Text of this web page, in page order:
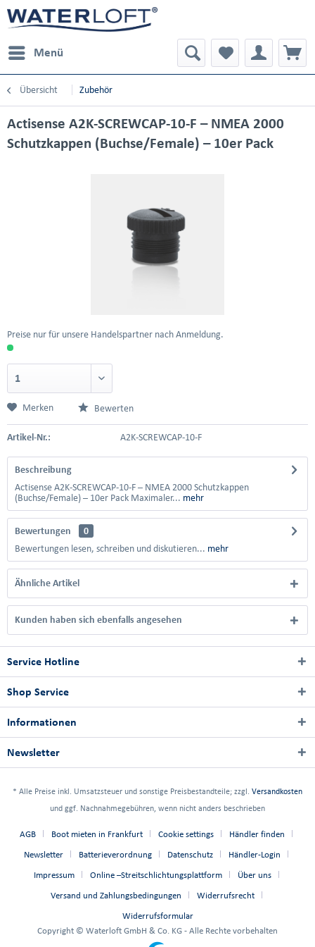
Menü
Übersicht Zubehör
Actisense A2K-SCREWCAP-10-F – NMEA 2000
Schutzkappen (Buchse/Female) – 10er Pack
Preise nur für unsere Handelspartner nach Anmeldung.
Merken Bewerten
Artikel-Nr.: A2K-SCREWCAP-10-F
Beschreibung
Actisense A2K-SCREWCAP-10-F – NMEA 2000 Schutzkappen
(Buchse/Female) – 10er Pack Maximaler... mehr
Bewertungen
0
Bewertungen lesen, schreiben und diskutieren... mehr
Ähnliche Artikel
Kunden haben sich ebenfalls angesehen
Service Hotline
Shop Service
Informationen
Newsletter
* Alle Preise inkl. Umsatzsteuer und sonstige Preisbestandteile; zzgl. Versandkosten
und ggf. Nachnahmegebühren, wenn nicht anders beschrieben
AGB Boot mieten in Frankfurt Cookie settings Händler finden
Newsletter Batterieverordnung Datenschutz Händler-Login
Impressum Online –Streitschlichtungsplattform Über uns
Versand und Zahlungsbedingungen Widerrufsrecht
Widerrufsformular
Copyright © Waterloft GmbH & Co. KG - Alle Rechte vorbehalten